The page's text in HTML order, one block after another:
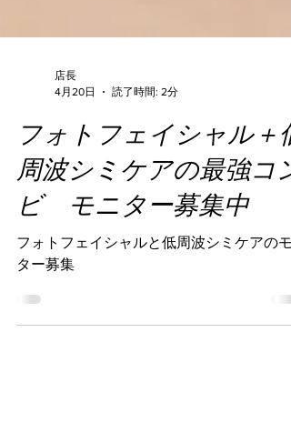
フォトフェイシャル＋低
周波シミケアの最強コン
ビ モニター募集中
フォトフェイシャルと低周波シミケアのモ
ター募集